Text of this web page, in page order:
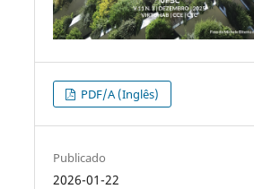
PDF/A (Inglês)
Publicado
2026-01-22